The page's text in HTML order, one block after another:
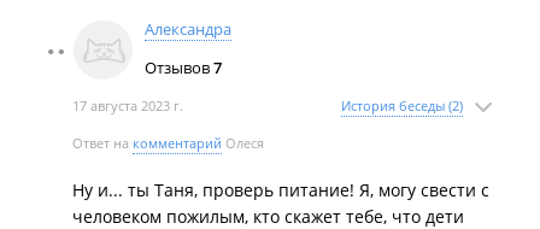
Александра
Отзывов7
17 августа 2023 г. История беседы (2)
Ответ на комментарий Олеся
Ну и... ты Таня, проверь питание! Я, могу свести с
человеком пожилым, кто скажет тебе, что дети